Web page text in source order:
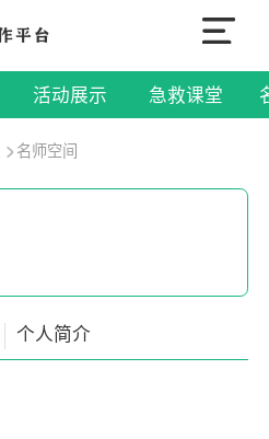
活动展示 急救课堂
名师空间
个人简介